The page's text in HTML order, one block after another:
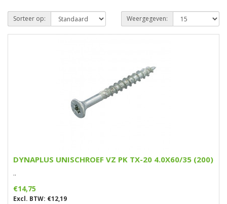
Sorteer op: Weergegeven:
DYNAPLUS UNISCHROEF VZ PK TX-20 4.0X60/35 (200)
..
€14,75
Excl. BTW: €12,19